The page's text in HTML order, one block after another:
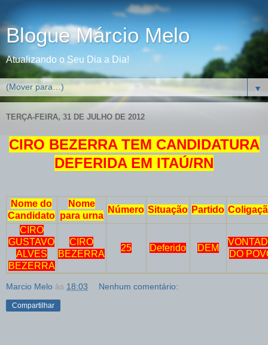
Blogue Márcio Melo
Atualizando o Seu Dia a Dia!
▼
TERÇA-FEIRA, 31 DE JULHO DE 2012
CIRO BEZERRA TEM CANDIDATURA
DEFERIDA EM ITAÚ/RN
Nome do
Candidato
Nome
para urna
Número Situação Partido
CIRO
GUSTAVO
ALVES
BEZERRA
CIRO
BEZERRA
25 Deferido DEM
DO
Marcio Melo às 18:03 Nenhum comentário:
Compartilhar